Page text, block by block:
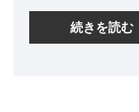
中国の多くの大手
ます。
続きを読む